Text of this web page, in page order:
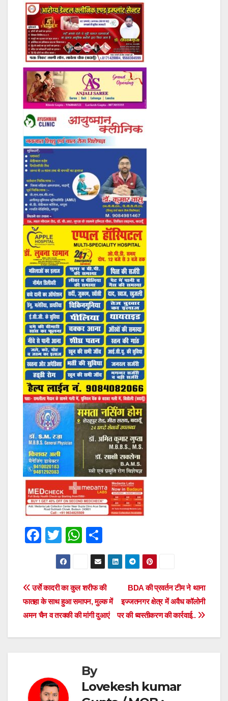
F
e
b
o
o
T
wi
tt
er
W
h
at
s
A
p
p
h
ar
e
Post
navigation
BDA की प्रवर्तन टीम ने थाना
इज्जतनगर क्षेत्र में अवैध कॉलोनी
पर की ध्वस्तीकरण की कार्रवाई..
उर्से कादरी का कुल शरीफ की
फातहा के साथ हुआ समापन, मुल्क में
अमन चैन व तरक्की की मांगी दुआएं
By
Lovekesh kumar